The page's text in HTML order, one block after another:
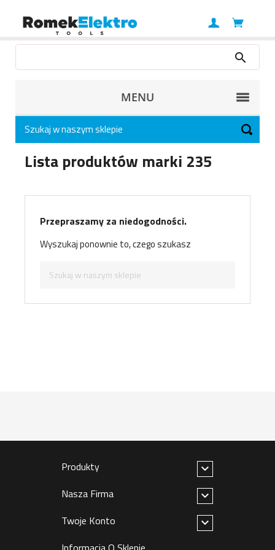
MENU
Lista produktów marki 235
Przepraszamy za niedogodności.
Wyszukaj ponownie to, czego szukasz
Produkty

Nasza Firma

Twoje Konto
